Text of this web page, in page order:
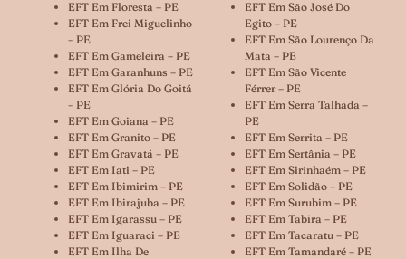
EFT Em Floresta – PE
EFT Em Frei Miguelinho
– PE
EFT Em Gameleira – PE
EFT Em Garanhuns – PE
EFT Em Glória Do Goitá
– PE
EFT Em Goiana – PE
EFT Em Granito – PE
EFT Em Gravatá – PE
EFT Em Iati – PE
EFT Em Ibimirim – PE
EFT Em Ibirajuba – PE
EFT Em Igarassu – PE
EFT Em Iguaraci – PE
EFT Em Ilha De
EFT Em São José Do
Egito – PE
EFT Em São Lourenço Da
Mata – PE
EFT Em São Vicente
Férrer – PE
EFT Em Serra Talhada –
PE
EFT Em Serrita – PE
EFT Em Sertânia – PE
EFT Em Sirinhaém – PE
EFT Em Solidão – PE
EFT Em Surubim – PE
EFT Em Tabira – PE
EFT Em Tacaratu – PE
EFT Em Tamandaré – PE